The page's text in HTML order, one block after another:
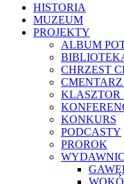
HISTORIA
MUZEUM
PROJEKTY
ALBUM
CHRZEST
KONKURS
PODCASTY
PROROK